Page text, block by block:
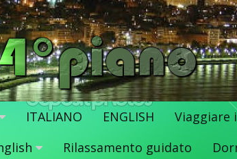
ITALIANO ENGLISH
Viaggiare
Rilassamento guidato